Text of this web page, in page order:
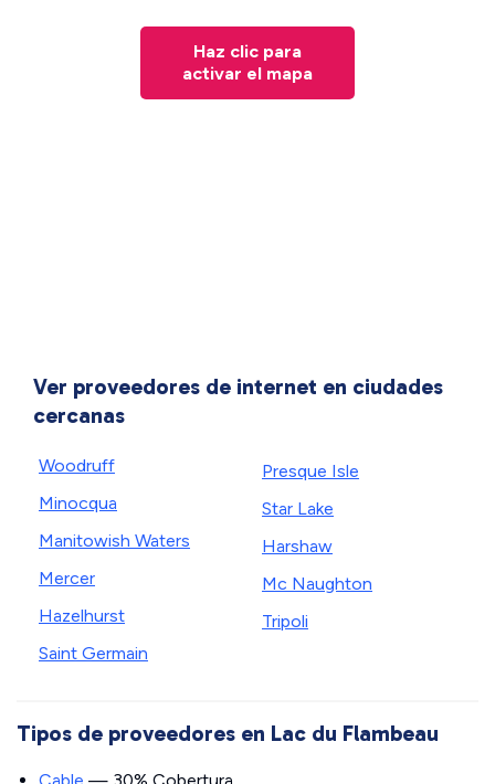
Haz clic para
activar el mapa
Ver proveedores de internet en ciudades
cercanas
Woodruff
Minocqua
Manitowish Waters
Mercer
Hazelhurst
Saint Germain
Presque Isle
Star Lake
Harshaw
Mc Naughton
Tripoli
Tipos de proveedores en Lac du Flambeau